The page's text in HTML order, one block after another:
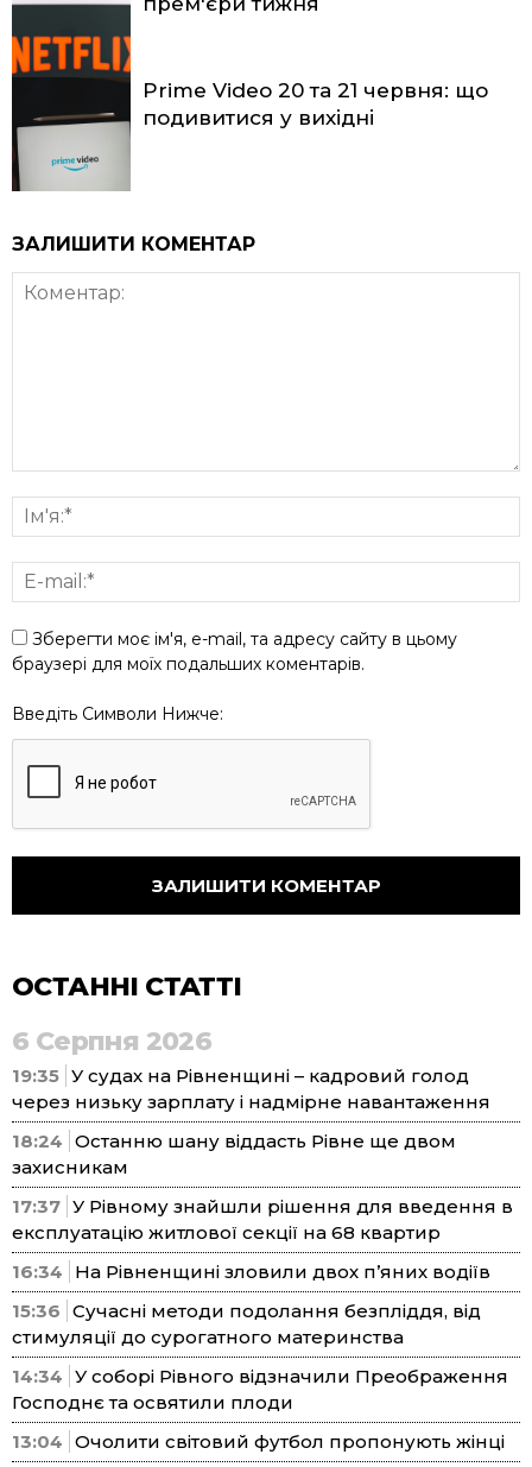
Prime Video 20 та 21 червня: що
подивитися у вихідні
ЗАЛИШИТИ КОМЕНТАР
Зберегти моє ім'я, e-mail, та адресу сайту в цьому
браузері для моїх подальших коментарів.
Введіть Символи Нижче:
ОСТАННІ СТАТТІ
6 Серпня 2026
19:35 У судах на Рівненщині – кадровий голод
через низьку зарплату і надмірне навантаження
18:24 Останню шану віддасть Рівне ще двом
захисникам
17:37 У Рівному знайшли рішення для введення в
експлуатацію житлової секції на 68 квартир
16:34
На Рівненщині зловили двох п’яних водіїв
15:36 Сучасні методи подолання безпліддя, від
стимуляції до сурогатного материнства
14:34 У соборі Рівного відзначили Преображення
Господнє та освятили плоди
13:04 Очолити світовий футбол пропонують жінці